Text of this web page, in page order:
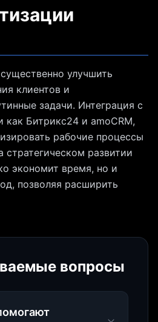
улучшить
клиентов и
задачи. Интеграция с
Битрикс24 и amoCRM,
рабочие процессы
стратегическом развитии
экономит время, но и
позволяя расширить
вопросы